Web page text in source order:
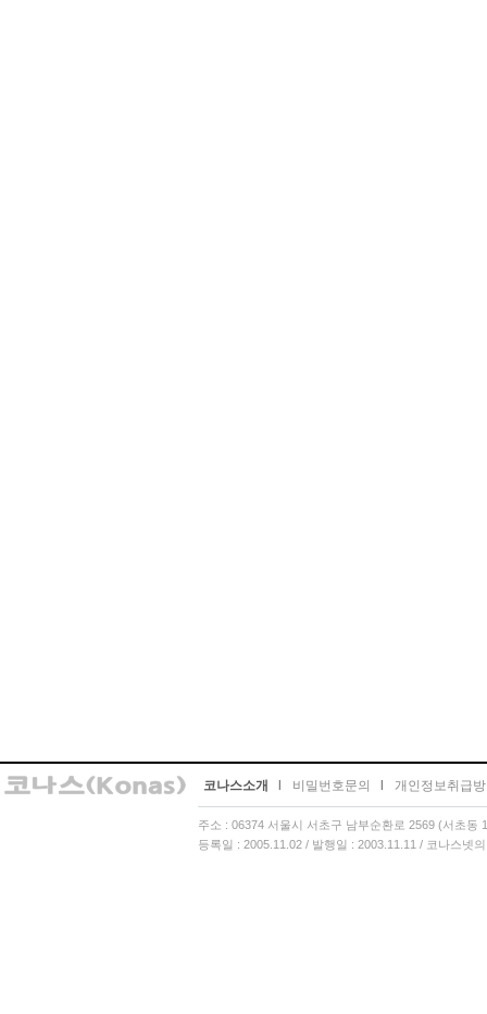
코나스소개 비밀번호문의 개인정보취급
주소 : 06374 서울시 서초구 남부순환로 2569 (서초
등록일 : 2005.11.02 / 발행일 : 2003.11.11 / 코나스넷